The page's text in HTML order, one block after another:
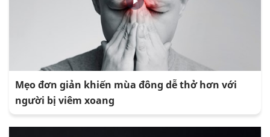
Mẹo đơn giản khiến mùa đông dễ thở hơn với
người bị viêm xoang